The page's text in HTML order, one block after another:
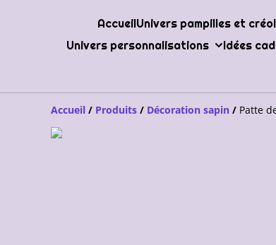
AccueilUnivers pampilles et
Univers personnalisations
Idées
Accueil / Produits / Décoration sapin / Patte